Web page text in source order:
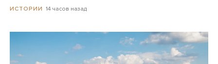
ИСТОРИИ 14 часов назад